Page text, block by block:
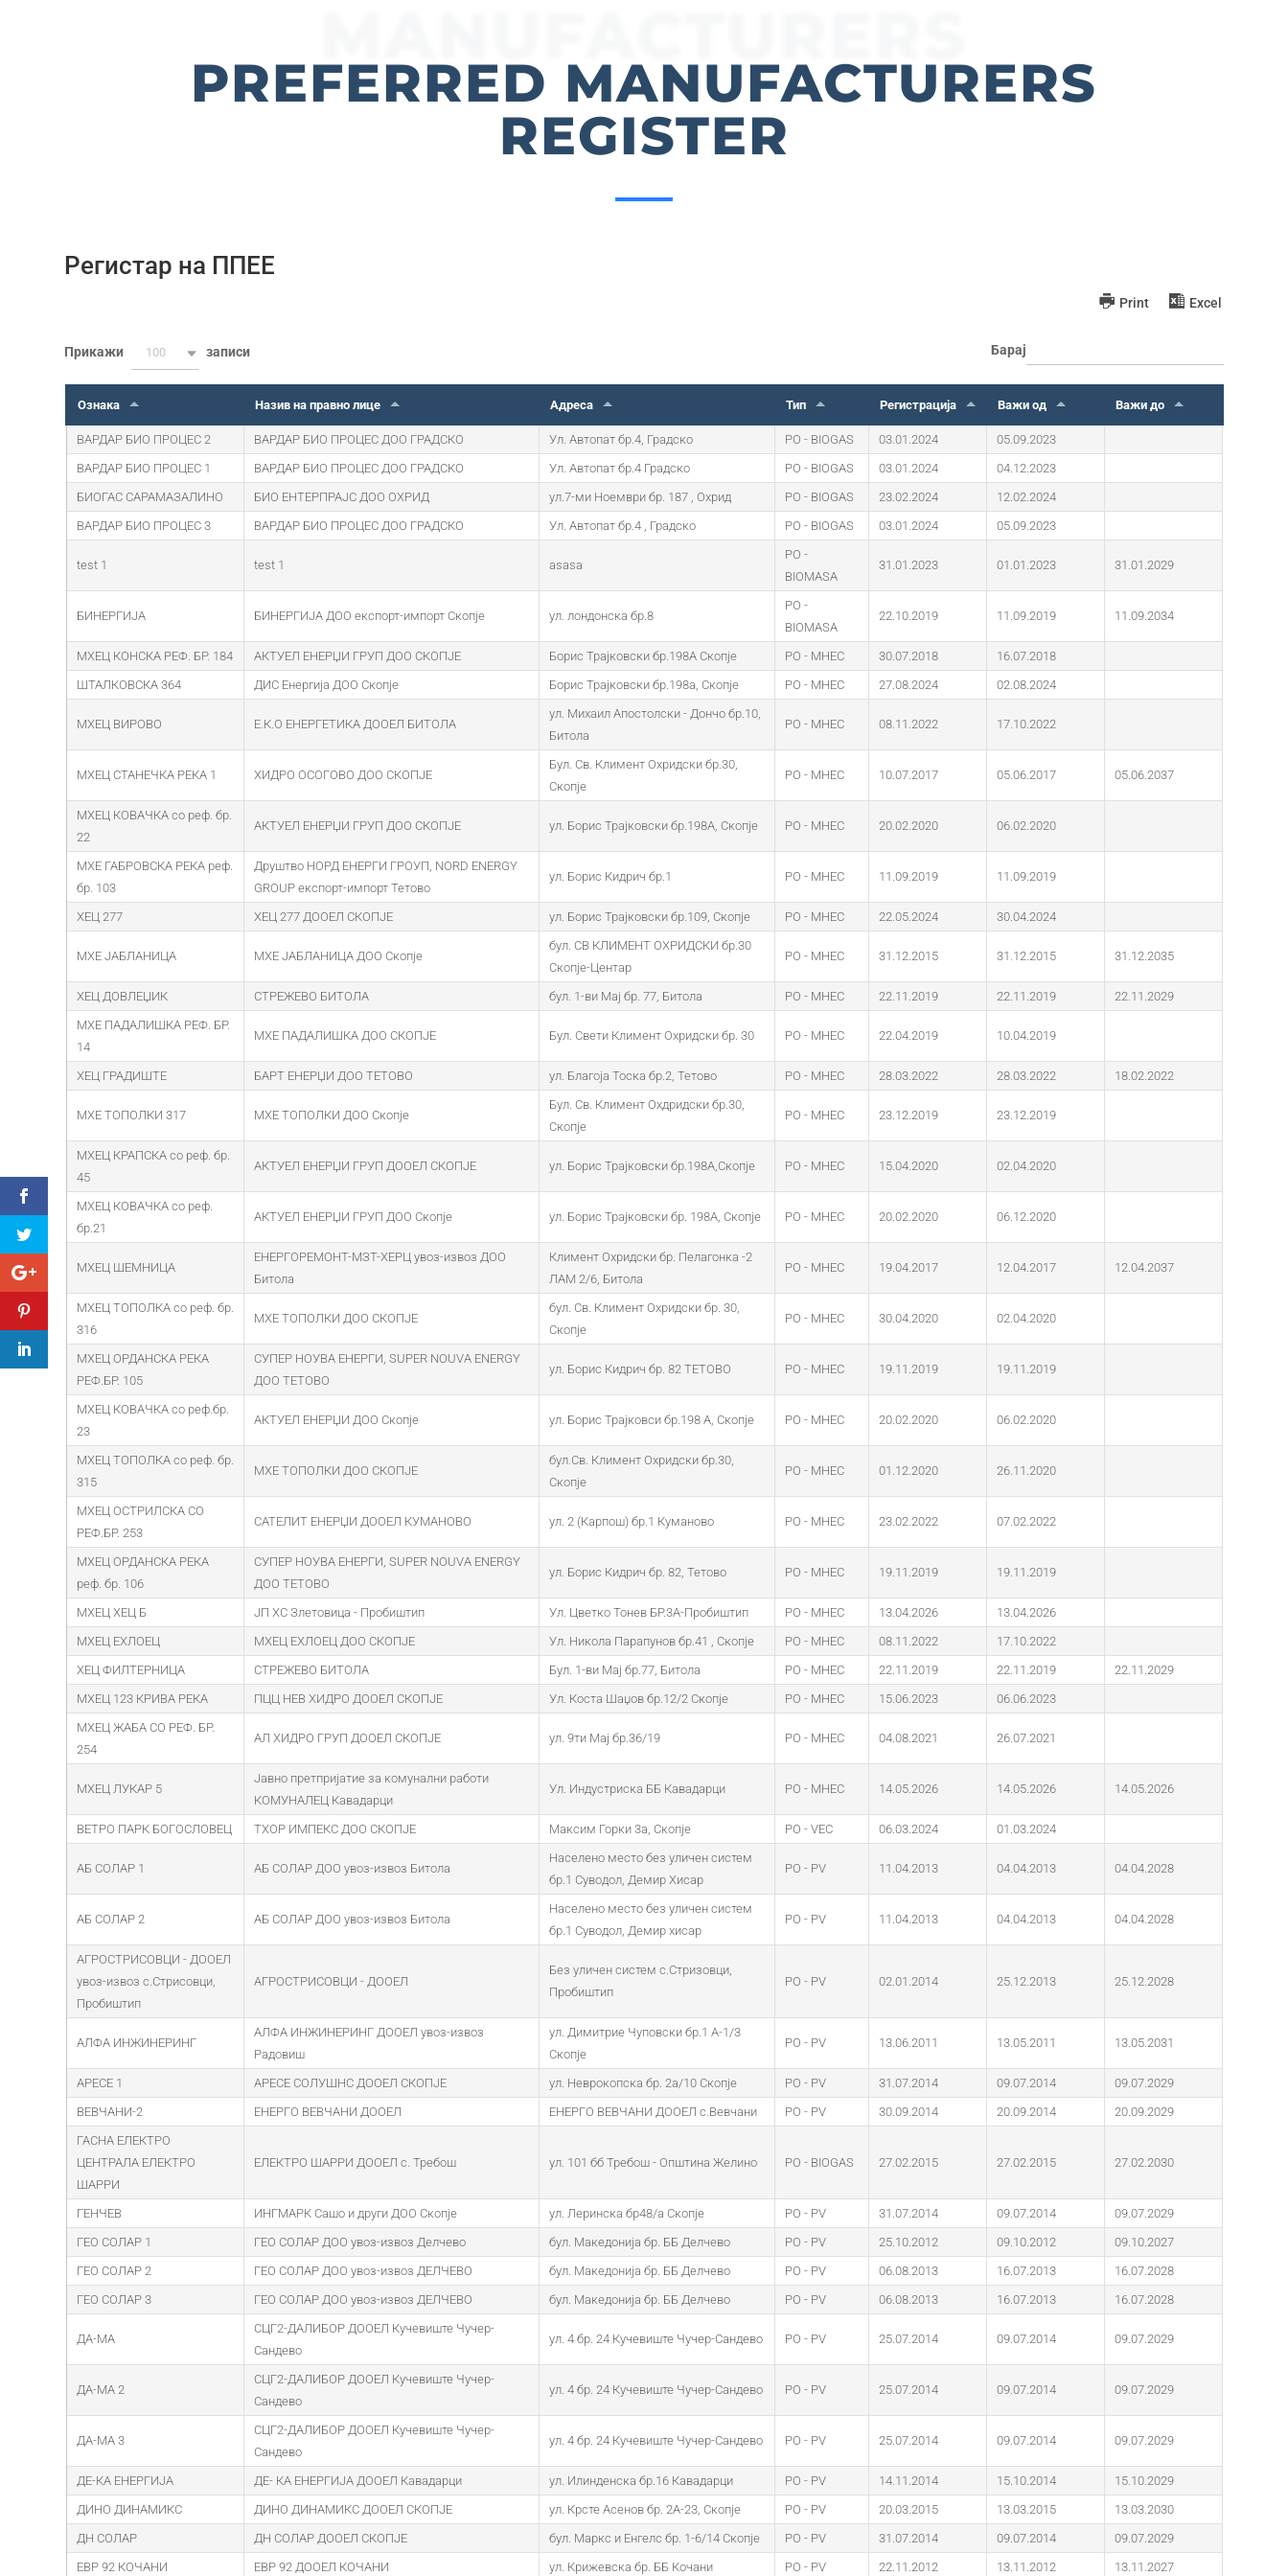
PREFERRED MANUFACTURERS
REGISTER
Регистар на ППЕЕ
Print Excel
Прикажи 100 записи Барај
Ознака Назив на правно лице Адреса Тип Регистрација Важи од Важи до
ВАРДАР БИО ПРОЦЕС 2 ВАРДАР БИО ПРОЦЕС ДОО ГРАДСКО Ул. Автопат бр.4, Градско PO - BIOGAS 03.01.2024
05.09.2023
ВАРДАР БИО ПРОЦЕС 1
ВАРДАР БИО ПРОЦЕС ДОО ГРАДСКО Ул. Автопат бр.4 Градско PO - BIOGAS 03.01.2024
04.12.2023
БИОГАС САРАМАЗАЛИНО
БИО ЕНТЕРПРАЈС ДОО ОХРИД ул.7-ми Ноември бр. 187 , Охрид PO - BIOGAS 23.02.2024
12.02.2024
ВАРДАР БИО ПРОЦЕС 3
ВАРДАР БИО ПРОЦЕС ДОО ГРАДСКО Ул. Автопат бр.4 , Градско PO - BIOGAS 03.01.2024 05.09.2023
test 1 test 1 asasa
PO -
BIOMASA
31.01.2023 01.01.2023 31.01.2029
БИНЕРГИЈА БИНЕРГИЈА ДОО експорт-импорт Скопје ул. лондонска бр.8
PO -
BIOMASA
22.10.2019 11.09.2019 11.09.2034
МХЕЦ КОНСКА РЕФ. БР. 184 АКТУЕЛ ЕНЕРЏИ ГРУП ДОО СКОПЈЕ Борис Трајковски бр.198А Скопје PO - MHEC 30.07.2018
16.07.2018
ШТАЛКОВСКА 364
ДИС Енергија ДОО Скопје Борис Трајковски бр.198а, Скопје PO - MHEC 27.08.2024 02.08.2024
МХЕЦ ВИРОВО Е.К.О ЕНЕРГЕТИКА ДООЕЛ БИТОЛА
ул. Михаил Апостолски - Дончо бр.10,
Битола
PO - MHEC 08.11.2022 17.10.2022
МХЕЦ СТАНЕЧКА РЕКА 1 ХИДРО ОСОГОВО ДОО СКОПЈЕ
Бул. Св. Климент Охридски бр.30,
Скопје
PO - MHEC 10.07.2017 05.06.2017 05.06.2037
МХЕЦ КОВАЧКА со реф. бр.
22
АКТУЕЛ ЕНЕРЏИ ГРУП ДОО СКОПЈЕ ул. Борис Трајковски бр.198А, Скопје PO - MHEC 20.02.2020 06.02.2020
МХЕ ГАБРОВСКА РЕКА реф.
бр. 103
Друштво НОРД ЕНЕРГИ ГРОУП, NORD ENERGY
GROUP експорт-импорт Тетово
ул. Борис Кидрич бр.1 PO - MHEC 11.09.2019 11.09.2019
ХЕЦ 277 ХЕЦ 277 ДООЕЛ СКОПЈЕ ул. Борис Трајковски бр.109, Скопје PO - MHEC 22.05.2024 30.04.2024
МХЕ ЈАБЛАНИЦА МХЕ ЈАБЛАНИЦА ДОО Скопје
бул. СВ КЛИМЕНТ ОХРИДСКИ бр.30
Скопје-Центар
PO - MHEC 31.12.2015 31.12.2015 31.12.2035
ХЕЦ ДОВЛЕЏИК СТРЕЖЕВО БИТОЛА бул. 1-ви Мај бр. 77, Битола PO - MHEC 22.11.2019 22.11.2019
22.11.2029
МХЕ ПАДАЛИШКА РЕФ. БР.
14
МХЕ ПАДАЛИШКА ДОО СКОПЈЕ Бул. Свети Климент Охридски бр. 30 PO - MHEC 22.04.2019 10.04.2019
ХЕЦ ГРАДИШТЕ БАРТ ЕНЕРЏИ ДОО ТЕТОВО ул. Благоја Тоска бр.2, Тетово PO - MHEC 28.03.2022 28.03.2022 18.02.2022
МХЕ ТОПОЛКИ 317 МХЕ ТОПОЛКИ ДОО Скопје
Бул. Св. Климент Охдридски бр.30,
Скопје
PO - MHEC 23.12.2019 23.12.2019
МХЕЦ КРАПСКА со реф. бр.
45
АКТУЕЛ ЕНЕРЏИ ГРУП ДООЕЛ СКОПЈЕ ул. Борис Трајковски бр.198А,Скопје PO - MHEC 15.04.2020 02.04.2020
МХЕЦ КОВАЧКА со реф.
бр.21
АКТУЕЛ ЕНЕРЏИ ГРУП ДОО Скопје ул. Борис Трајковски бр. 198А, Скопје PO - MHEC 20.02.2020 06.12.2020
МХЕЦ ШЕМНИЦА
ЕНЕРГОРЕМОНТ-МЗТ-ХЕРЦ увоз-извоз ДОО
Битола
Климент Охридски бр. Пелагонка -2
ЛАМ 2/6, Битола
PO - MHEC 19.04.2017 12.04.2017 12.04.2037
МХЕЦ ТОПОЛКА со реф. бр.
316
МХЕ ТОПОЛКИ ДОО СКОПЈЕ
бул. Св. Климент Охридски бр. 30,
Скопје
PO - MHEC 30.04.2020 02.04.2020
МХЕЦ ОРДАНСКА РЕКА
РЕФ.БР. 105
СУПЕР НОУВА ЕНЕРГИ, SUPER NOUVA ENERGY
ДОО ТЕТОВО
ул. Борис Кидрич бр. 82 ТЕТОВО PO - MHEC 19.11.2019 19.11.2019
МХЕЦ КОВАЧКА со реф.бр.
23
АКТУЕЛ ЕНЕРЏИ ДОО Скопје ул. Борис Трајковси бр.198 А, Скопје PO - MHEC 20.02.2020 06.02.2020
МХЕЦ ТОПОЛКА со реф. бр.
315
МХЕ ТОПОЛКИ ДОО СКОПЈЕ
бул.Св. Климент Охридски бр.30,
Скопје
PO - MHEC 01.12.2020 26.11.2020
МХЕЦ ОСТРИЛСКА СО
РЕФ.БР. 253
САТЕЛИТ ЕНЕРЏИ ДООЕЛ КУМАНОВО ул. 2 (Карпош) бр.1 Куманово PO - MHEC 23.02.2022 07.02.2022
МХЕЦ ОРДАНСКА РЕКА
реф. бр. 106
СУПЕР НОУВА ЕНЕРГИ, SUPER NOUVA ENERGY
ДОО ТЕТОВО
ул. Борис Кидрич бр. 82, Тетово PO - MHEC 19.11.2019 19.11.2019
МХЕЦ ХЕЦ Б ЈП ХС Злетовица - Пробиштип Ул. Цветко Тонев БР.3А-Пробиштип PO - MHEC 13.04.2026
13.04.2026
МХЕЦ ЕХЛОЕЦ
МХЕЦ ЕХЛОЕЦ ДОО СКОПЈЕ Ул. Никола Парапунов бр.41 , Скопје PO - MHEC 08.11.2022
17.10.2022
ХЕЦ ФИЛТЕРНИЦА
СТРЕЖЕВО БИТОЛА Бул. 1-ви Мај бр.77, Битола PO - MHEC 22.11.2019 22.11.2019
22.11.2029
МХЕЦ 123 КРИВА РЕКА
ПЦЦ НЕВ ХИДРО ДООЕЛ СКОПЈЕ Ул. Коста Шаџов бр.12/2 Скопје PO - MHEC 15.06.2023
06.06.2023
МХЕЦ ЖАБА СО РЕФ. БР.
254
АЛ ХИДРО ГРУП ДООЕЛ СКОПЈЕ ул. 9ти Мај бр.36/19 PO - MHEC 04.08.2021 26.07.2021
МХЕЦ ЛУКАР 5
Јавно претпријатие за комунални работи
КОМУНАЛЕЦ Кавадарци
Ул. Индустриска ББ Кавадарци PO - MHEC 14.05.2026 14.05.2026 14.05.2026
ВЕТРО ПАРК БОГОСЛОВЕЦ ТХОР ИМПЕКС ДОО СКОПЈЕ Максим Горки 3а, Скопје PO - VEC 06.03.2024 01.03.2024
АБ СОЛАР 1 АБ СОЛАР ДОО увоз-извоз Битола
Населено место без уличен систем
бр.1 Суводол, Демир Хисар
PO - PV 11.04.2013 04.04.2013 04.04.2028
АБ СОЛАР 2 АБ СОЛАР ДОО увоз-извоз Битола
Населено место без уличен систем
бр.1 Суводол, Демир хисар
PO - PV 11.04.2013 04.04.2013 04.04.2028
АГРОСТРИСОВЦИ - ДООЕЛ
увоз-извоз с.Стрисовци,
Пробиштип
АГРОСТРИСОВЦИ - ДООЕЛ
Без уличен систем с.Стризовци,
Пробиштип
PO - PV 02.01.2014 25.12.2013 25.12.2028
АЛФА ИНЖИНЕРИНГ
АЛФА ИНЖИНЕРИНГ ДООЕЛ увоз-извоз
Радовиш
ул. Димитрие Чуповски бр.1 А-1/3
Скопје
PO - PV 13.06.2011 13.05.2011 13.05.2031
АРЕСЕ 1 АРЕСЕ СОЛУШНС ДООЕЛ СКОПЈЕ ул. Неврокопска бр. 2а/10 Скопје PO - PV 31.07.2014 09.07.2014
09.07.2029
ВЕВЧАНИ-2
ЕНЕРГО ВЕВЧАНИ ДООЕЛ ЕНЕРГО ВЕВЧАНИ ДООЕЛ с.Вевчани PO - PV 30.09.2014 20.09.2014
20.09.2029
ГАСНА ЕЛЕКТРО
ЦЕНТРАЛА ЕЛЕКТРО
ШАРРИ
ЕЛЕКТРО ШАРРИ ДООЕЛ с. Требош ул. 101 бб Требош - Општина Желино PO - BIOGAS 27.02.2015 27.02.2015 27.02.2030
ГЕНЧЕВ ИНГМАРК Сашо и други ДОО Скопје ул. Леринска бр48/а Скопје PO - PV 31.07.2014 09.07.2014
09.07.2029
ГЕО СОЛАР 1
ГЕО СОЛАР ДОО увоз-извоз Делчево бул. Македонија бр. ББ Делчево PO - PV 25.10.2012 09.10.2012
09.10.2027
ГЕО СОЛАР 2
ГЕО СОЛАР ДОО увоз-извоз ДЕЛЧЕВО бул. Македонија бр. ББ Делчево PO - PV 06.08.2013 16.07.2013
16.07.2028
ГЕО СОЛАР 3
ГЕО СОЛАР ДОО увоз-извоз ДЕЛЧЕВО бул. Македонија бр. ББ Делчево PO - PV 06.08.2013 16.07.2013 16.07.2028
ДА-МА
СЦГ2-ДАЛИБОР ДООЕЛ Кучевиште Чучер-
Сандево
ул. 4 бр. 24 Кучевиште Чучер-Сандево PO - PV 25.07.2014 09.07.2014 09.07.2029
ДА-МА 2
СЦГ2-ДАЛИБОР ДООЕЛ Кучевиште Чучер-
Сандево
ул. 4 бр. 24 Кучевиште Чучер-Сандево PO - PV 25.07.2014 09.07.2014 09.07.2029
ДА-МА 3
СЦГ2-ДАЛИБОР ДООЕЛ Кучевиште Чучер-
Сандево
ул. 4 бр. 24 Кучевиште Чучер-Сандево PO - PV 25.07.2014 09.07.2014 09.07.2029
ДЕ-КА ЕНЕРГИЈА ДЕ- КА ЕНЕРГИЈА ДООЕЛ Кавадарци ул. Илинденска бр.16 Кавадарци PO - PV 14.11.2014 15.10.2014
15.10.2029
ДИНО ДИНАМИКС
ДИНО ДИНАМИКС ДООЕЛ СКОПЈЕ ул. Крсте Асенов бр. 2А-23, Скопје PO - PV 20.03.2015 13.03.2015
13.03.2030
ДН СОЛАР
ДН СОЛАР ДООЕЛ СКОПЈЕ бул. Маркс и Енгелс бр. 1-6/14 Скопје PO - PV 31.07.2014 09.07.2014
09.07.2029
ЕВР 92 КОЧАНИ
ЕВР 92 ДООЕЛ КОЧАНИ ул. Крижевска бр. ББ Кочани PO - PV 22.11.2012 13.11.2012 13.11.2027